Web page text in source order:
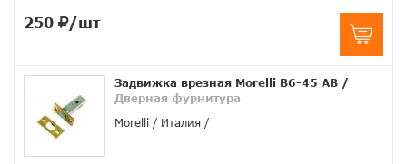
250 /шт
Задвижка врезная Morelli B6-45 AB /
Дверная фурнитура
Morelli
Италия